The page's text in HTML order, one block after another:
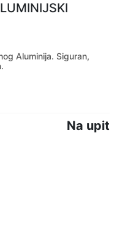
Aluminija. Siguran,
Na upit